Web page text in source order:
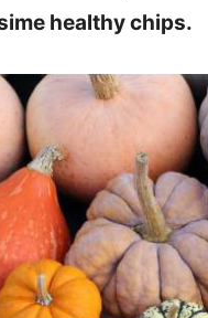
healthy chips.